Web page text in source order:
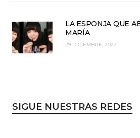
LA ESPONJA QUE
MARÍA
29 DICIEMBRE, 2022
SIGUE NUESTRAS REDES